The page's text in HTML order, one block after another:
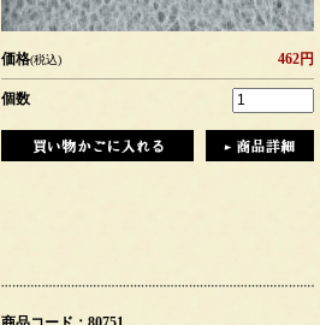
価格(税込) 462円
個数